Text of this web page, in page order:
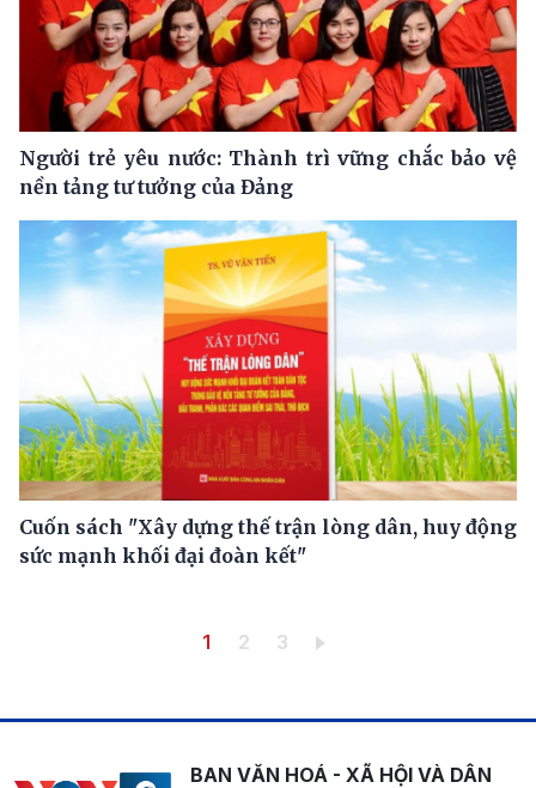
Người trẻ yêu nước: Thành trì vững chắc bảo vệ
nền tảng tư tưởng của Đảng
Cuốn sách "Xây dựng thế trận lòng dân, huy động
sức mạnh khối đại đoàn kết"
Trang hiện thời
1 Trang
2 Trang
3
BAN VĂN HOÁ - XÃ HỘI VÀ DÂN